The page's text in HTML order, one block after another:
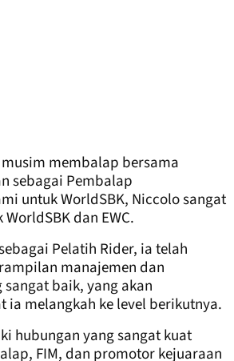
membalap bersama
sebagai Pembalap
untuk WorldSBK, Niccolo sangat
dan EWC.
Pelatih Rider, ia telah
manajemen dan
baik, yang akan
ia melangkah ke level berikutnya.
hubungan yang sangat kuat
FIM, dan promotor kejuaraan